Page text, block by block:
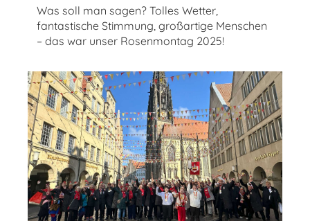
Was soll man sagen? Tolles Wetter,
fantastische Stimmung, großartige Menschen
– das war unser Rosenmontag 2025!